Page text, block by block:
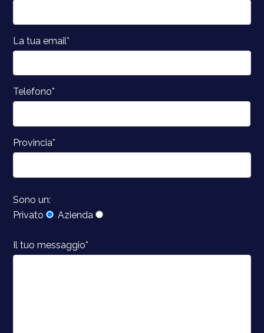
La tua email*
Telefono*
Provincia*
Sono un:
Privato
Azienda
Il tuo messaggio*